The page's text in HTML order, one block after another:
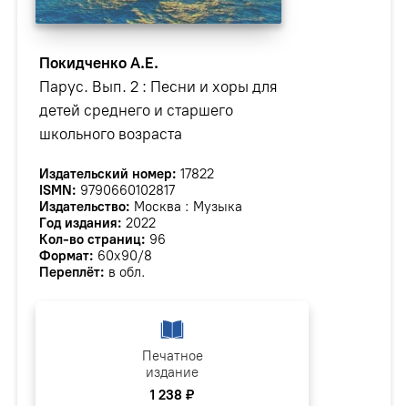
Покидченко А.Е.
Парус. Вып. 2 : Песни и хоры для
детей среднего и старшего
школьного возраста
Издательский номер: 17822
ISMN: 979­0­66010­281­7
Издательство: Москва : Музыка
Год издания: 2022
Кол-во страниц: 96
Формат: 60х90/8
Переплёт: в обл.
Печатное
издание
1 238 ₽